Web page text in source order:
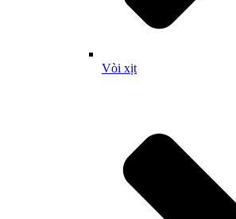
Vòi xịt